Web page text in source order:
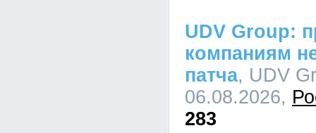
UDV Group:
компаниям
патча, UDV
06.08.2026,
283